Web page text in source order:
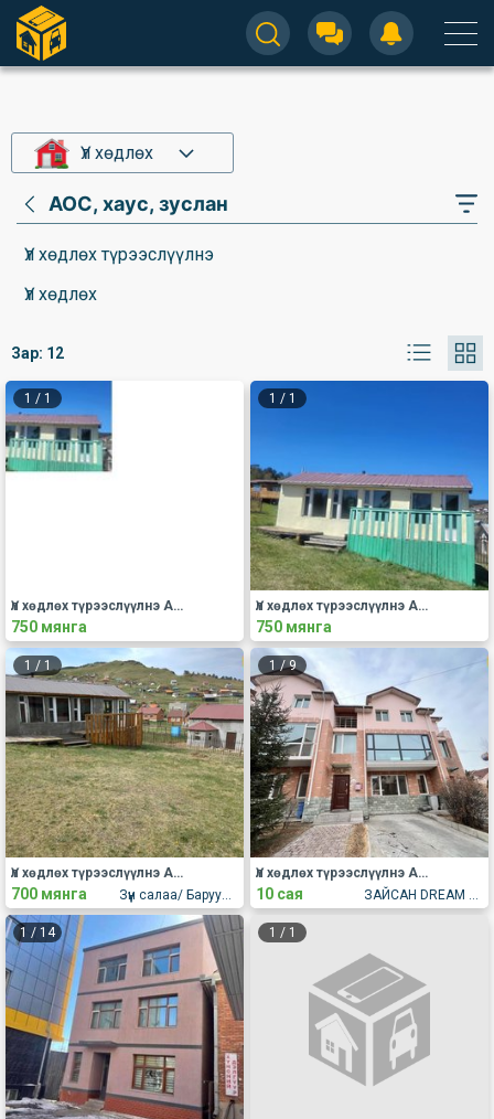
Үл хөдлөх
АОС, хаус, зуслан
Үл хөдлөх түрээслүүлнэ
Үл хөдлөх
Зар: 12
1 / 1
Үл хөдлөх түрээслүүлнэ АОС, хаус, зуслан
750 мянга
1 / 1
Үл хөдлөх түрээслүүлнэ АОС, хаус, зуслан
750 мянга
1 / 1
Зүүн салаа/ Баруун салаа
Үл хөдлөх түрээслүүлнэ АОС, хаус, зуслан
700 мянга
1 /9
ЗАЙСАН DREAM LAND ХОТХОН
Үл хөдлөх түрээслүүлнэ АОС, хаус, зуслан
10 сая
1 / 14 1 / 1